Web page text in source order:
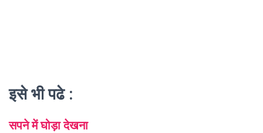
इसे भी पढे :
सपने में घोड़ा देखना